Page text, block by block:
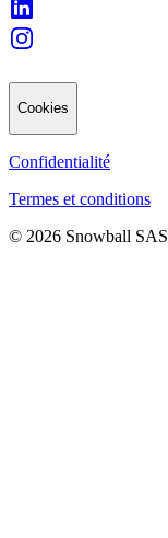
Cookies
Confidentialité
Termes et conditions
© 2026 Snowball SAS